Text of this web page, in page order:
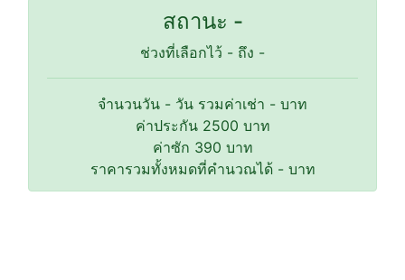
สถานะ -
ช่วงที่เลือกไว้ - ถึง -
จำนวนวัน - วัน รวมค่าเช่า - บาท
ค่าประกัน 2500 บาท
ค่าซัก 390 บาท
ราคารวมทั้งหมดที่คำนวณได้ -บาท